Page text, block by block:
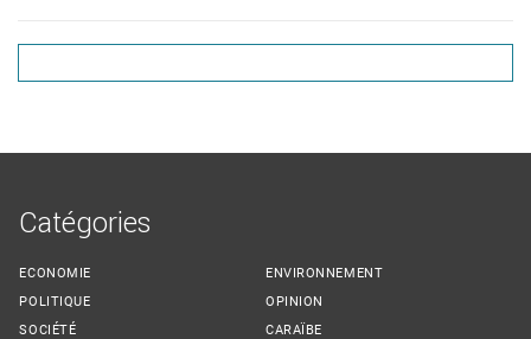
Catégories
ECONOMIE
POLITIQUE
SOCIÉTÉ
ENVIRONNEMENT
OPINION
CARAÏBE